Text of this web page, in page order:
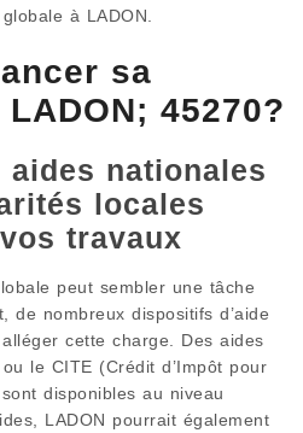
à LADON.
sa
45270?
aides nationales
locales
travaux
peut sembler une tâche
de nombreux dispositifs d’aide
cette charge. Des aides
le CITE (Crédit d’Impôt pour
disponibles au niveau
LADON pourrait également